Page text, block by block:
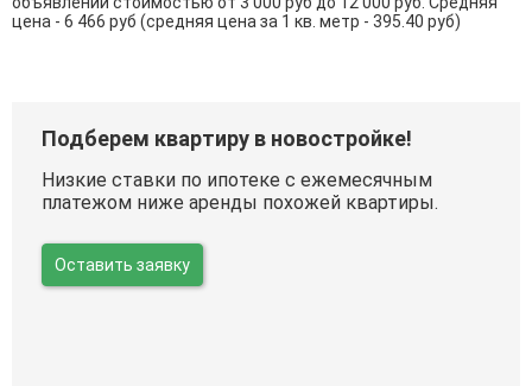
цена - 6 466 руб (средняя цена за 1 кв. метр - 395.40 руб)
Подберем квартиру в новостройке!
Низкие ставки по ипотеке с ежемесячным
платежом ниже аренды похожей квартиры.
Оставить заявку